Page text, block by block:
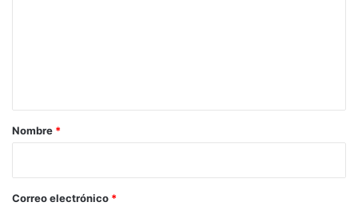
r
*
Nombre *
Correo electrónico *